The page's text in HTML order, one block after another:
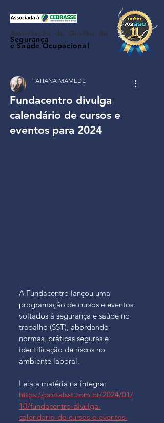
Associação de Gestão de
Segurança
e Saúde Ocupacional
Fundacentro divulga
calendário de cursos e
eventos para 2024
TATIANA MAMEDE
A Fundacentro lançou uma
programação de cursos e eventos
voltados à segurança e saúde no
trabalho (SST), abordando
normas, práticas seguras e
identificação de riscos no
ambiente laboral​.
Leia a matéria na íntegra:
https://portalsst.com.br/2024/01/
10/fundacentro-divulga-
calendario-de-cursos-e-eventos-